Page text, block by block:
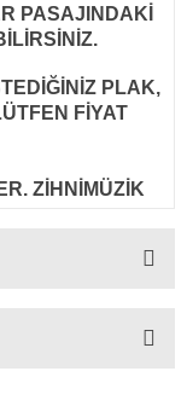
PASAJINDAKİ
PLAK,
FİYAT
ZİHNİMÜZİK